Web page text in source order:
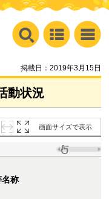
掲載日：2019年3月15日
動状況
画面サイズで表示
名称